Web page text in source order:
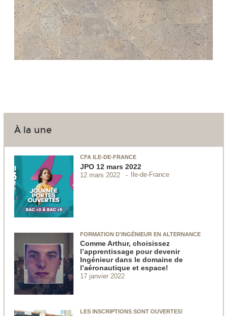
À la une
CFA ILE-DE-FRANCE
JPO 12 mars 2022
12 mars 2022 Ile-de-France
FORMATION D'INGÉNIEUR EN ALTERNANCE
Comme Arthur, choisissez
l’apprentissage pour devenir
Ingénieur dans le domaine de
l’aéronautique et espace!
17 janvier 2022
LES INSCRIPTIONS SONT OUVERTES!